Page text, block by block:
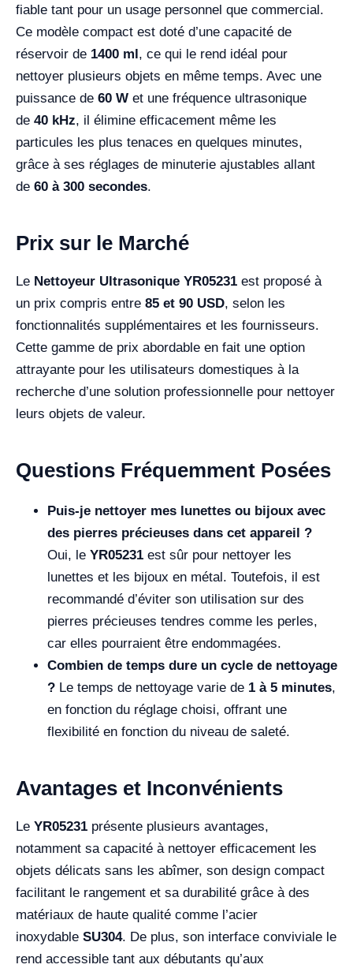
fiable tant pour un usage personnel que commercial.
Ce modèle compact est doté d’une capacité de
réservoir de 1400 ml, ce qui le rend idéal pour
nettoyer plusieurs objets en même temps. Avec une
puissance de 60 W et une fréquence ultrasonique
de 40 kHz, il élimine efficacement même les
particules les plus tenaces en quelques minutes,
grâce à ses réglages de minuterie ajustables allant
de 60 à 300 secondes.
Prix sur le Marché
Le Nettoyeur Ultrasonique YR05231 est proposé à
un prix compris entre 85 et 90 USD, selon les
fonctionnalités supplémentaires et les fournisseurs.
Cette gamme de prix abordable en fait une option
attrayante pour les utilisateurs domestiques à la
recherche d’une solution professionnelle pour nettoyer
leurs objets de valeur.
Questions Fréquemment Posées
Puis-je nettoyer mes lunettes ou bijoux avec
des pierres précieuses dans cet appareil ?
Oui, le YR05231 est sûr pour nettoyer les
lunettes et les bijoux en métal. Toutefois, il est
recommandé d’éviter son utilisation sur des
pierres précieuses tendres comme les perles,
car elles pourraient être endommagées.
Combien de temps dure un cycle de nettoyage
? Le temps de nettoyage varie de 1 à 5 minutes,
en fonction du réglage choisi, offrant une
flexibilité en fonction du niveau de saleté.
Avantages et Inconvénients
Le YR05231 présente plusieurs avantages,
notamment sa capacité à nettoyer efficacement les
objets délicats sans les abîmer, son design compact
facilitant le rangement et sa durabilité grâce à des
matériaux de haute qualité comme l’acier
inoxydable SU304. De plus, son interface conviviale le
rend accessible tant aux débutants qu’aux